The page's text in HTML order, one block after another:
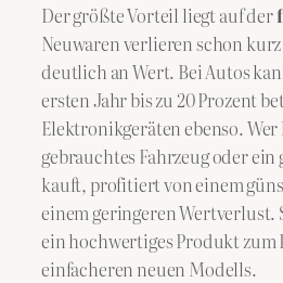
Der größte Vorteil liegt auf der
Neuwaren verlieren schon
deutlich an Wert. Bei Autos
ersten Jahr bis zu 20 Prozent
Elektronikgeräten ebenso. Wer
gebrauchtes Fahrzeug oder
kauft, profitiert von einem
einem geringeren Wertverlust.
ein hochwertiges Produkt zum
einfacheren neuen Modells.